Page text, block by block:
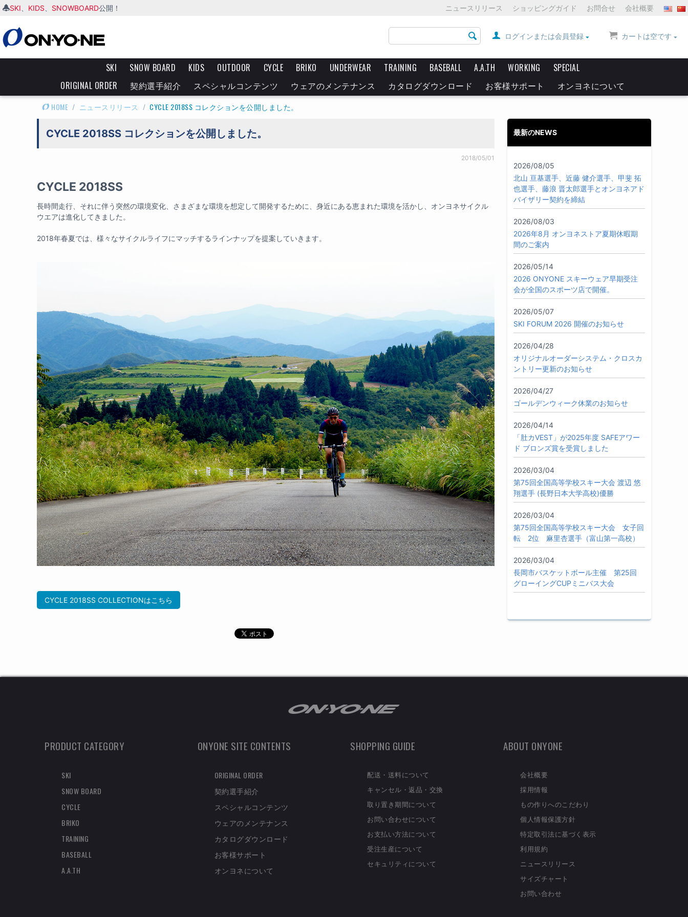
SKI KIDS SNOWBOARD公開！ ニュースリリース ショッピングガイド お問合せ 会社概要
カートは空です
ログインまたは会員登録
SKI SNOW BOARD KIDS OUTDOOR CYCLE BRIKO UNDERWEAR TRAINING BASEBALL A.A.TH WORKING
SPECIAL
ORIGINAL ORDER
契約選手紹介 スペシャルコンテンツ ウェアのメンテナンス カタログダウンロード お客様サポート オンヨネについて
HOME / ニュースリリース / CYCLE 2018SS コレクションを公開しました。
CYCLE 2018SS コレクションを公開しました。
2018/05/01
CYCLE 2018SS
長時間走行、それに伴う突然の環境変化、さまざまな環境を想定して開発するために、身近にある恵まれた環境を活かし、オンヨネサイクル
ウエアは進化してきました。
2018年春夏では、様々なサイクルライフにマッチするラインナップを提案していきます。
CYCLE 2018SS COLLECTIONはこちら
最新のNEWS
2026/08/05
北山 亘基選手、近藤 健介選手、甲斐 拓
也選手、藤浪 晋太郎選手とオンヨネアド
バイザリー契約を締結
2026/08/03
2026年8月 オンヨネストア夏期休暇期
間のご案内
2026/05/14
2026 ONYONE スキーウェア早期受注
会が全国のスポーツ店で開催。
2026/05/07
SKI FORUM 2026 開催のお知らせ
2026/04/28
オリジナルオーダーシステム・クロスカ
ントリー更新のお知らせ
2026/04/27
ゴールデンウィーク休業のお知らせ
2026/04/14
「肚カVEST」が2025年度 SAFEアワー
ド ブロンズ賞を受賞しました
2026/03/04
第75回全国高等学校スキー大会 渡辺 悠
翔選手 (長野日本大学高校)優勝
2026/03/04
第75回全国高等学校スキー大会 女子回
転 2位 麻里杏選手（富山第一高校）
2026/03/04
長岡市バスケットボール主催 第25回
グローイングCUPミニバス大会
PRODUCT CATEGORY
SKI
SNOW BOARD
CYCLE
BRIKO
TRAINING
BASEBALL
A.A.TH
ONYONE SITE CONTENTS
ORIGINAL ORDER
契約選手紹介
スペシャルコンテンツ
ウェアのメンテナンス
カタログダウンロード
お客様サポート
オンヨネについて
SHOPPING GUIDE
配送・送料について
キャンセル・返品・交換
取り置き期間について
お問い合わせについて
お支払い方法について
受注生産について
セキュリティについて
ABOUT ONYONE
会社概要
採用情報
もの作りへのこだわり
個人情報保護方針
特定取引法に基づく表示
利用規約
ニュースリリース
サイズチャート
お問い合わせ